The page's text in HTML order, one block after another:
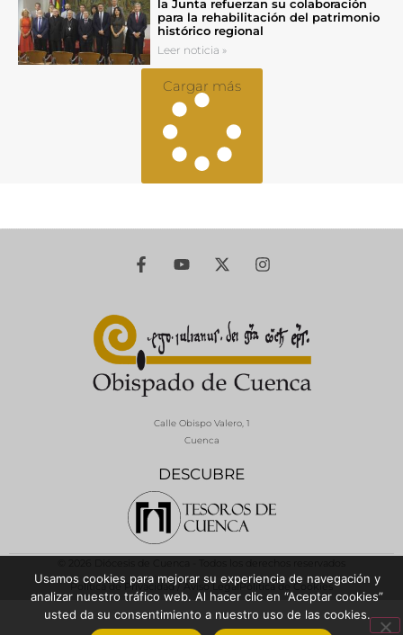
la Junta refuerzan su colaboración
para la rehabilitación del patrimonio
histórico regional
Leer noticia »
Cargar más
DESCUBRE
Calle Obispo Valero, 1
Cuenca
Política de Privacidad / Aviso LegalPolítica de Cookies
Usamos cookies para mejorar su experiencia de navegación y
analizar nuestro tráfico web. Al hacer clic en “Aceptar cookies”
usted da su consentimiento a nuestro uso de las cookies.